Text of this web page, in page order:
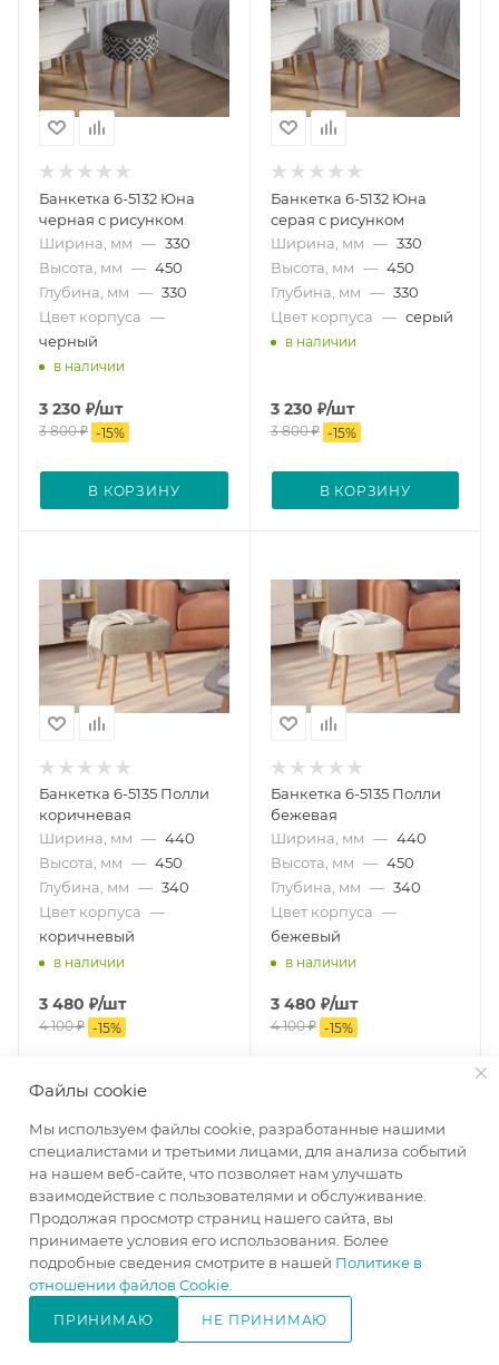
Банкетка 6-5132 Юна
черная с рисунком
Ширина, мм — 330
Высота, мм — 450
Глубина, мм — 330
Цвет корпуса —
черный
в наличии
3 230 ₽/шт
3 800₽ -15%
В КОРЗИНУ
Банкетка 6-5132 Юна
серая с рисунком
Ширина, мм — 330
Высота, мм — 450
Глубина, мм — 330
Цвет корпуса — серый
в наличии
3 230 ₽/шт
3 800₽ -15%
В КОРЗИНУ
Банкетка 6-5135 Полли
коричневая
Ширина, мм — 440
Высота, мм — 450
Глубина, мм — 340
Цвет корпуса —
коричневый
в наличии
3 480 ₽/шт
4 100₽ -15%
В КОРЗИНУ
Банкетка 6-5135 Полли
бежевая
Ширина, мм — 440
Высота, мм — 450
Глубина, мм — 340
Цвет корпуса —
бежевый
в наличии
3 480 ₽/шт
4 100₽ -15%
Файлы cookie
Мы используем файлы cookie, разработанные нашими
специалистами и третьими лицами, для анализа событий
на нашем веб-сайте, что позволяет нам улучшать
взаимодействие с пользователями и обслуживание.
Продолжая просмотр страниц нашего сайта, вы
принимаете условия его использования. Более
подробные сведения смотрите в нашей Политике в
отношении файлов Cookie
ПРИНИМАЮ НЕ ПРИНИМАЮ